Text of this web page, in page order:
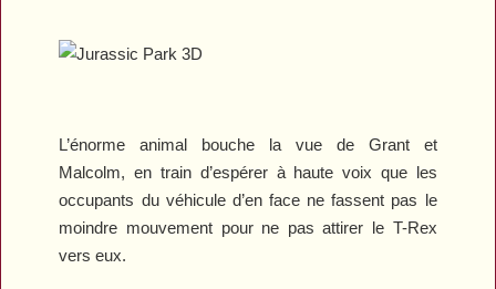
L’énorme animal bouche la vue de Grant et
Malcolm, en train d’espérer à haute voix que les
occupants du véhicule d’en face ne fassent pas le
moindre mouvement pour ne pas attirer le T-Rex
vers eux.